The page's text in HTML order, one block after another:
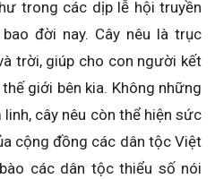
trong các dịp lễ hội truyền
đời nay. Cây nêu là trục
trời, giúp cho con người kết
giới bên kia. Không những
cây nêu còn thể hiện sức
cộng đồng các dân tộc Việt
các dân tộc thiểu số nói